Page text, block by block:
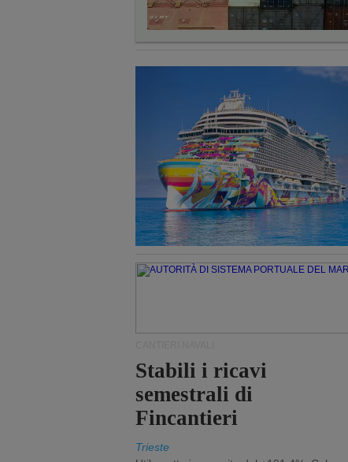
Stabili i ricavi
semestrali di
Fincantieri
Trieste